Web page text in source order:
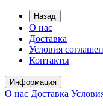
Назад
О нас
Доставка
Условия
Контакты
Информация
О нас Доставка